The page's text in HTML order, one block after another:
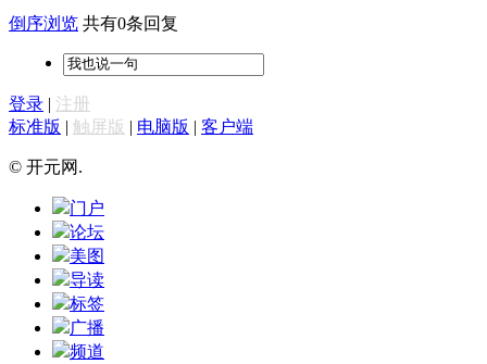
倒序浏览 共有0条回复
登录 | 注册
标准版 | 触屏版 | 电脑版 | 客户端
© 开元网.
门户
论坛
美图
导读
标签
广播
频道